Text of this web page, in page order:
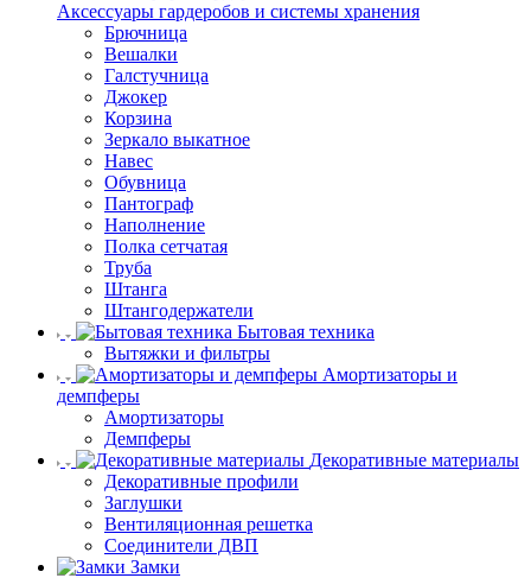
Аксессуары гардеробов и системы хранения
Брючница
Вешалки
Галстучница
Джокер
Корзина
Зеркало выкатное
Навес
Обувница
Пантограф
Наполнение
Полка сетчатая
Труба
Штанга
Штангодержатели
Бытовая техника
Вытяжки и фильтры
Амортизаторы и
демпферы
Амортизаторы
Демпферы
Декоративные материалы
Декоративные профили
Заглушки
Вентиляционная решетка
Соединители ДВП
Замки